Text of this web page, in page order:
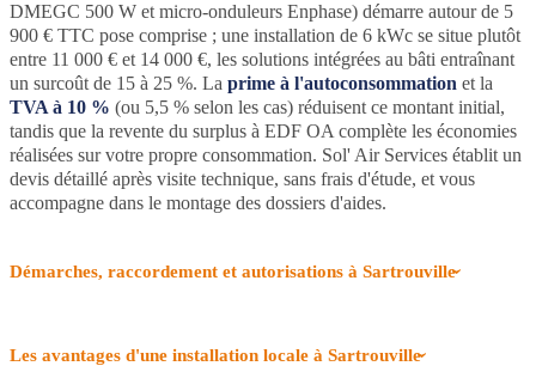
DMEGC 500 W et micro-onduleurs Enphase) démarre autour de 5
900 € TTC pose comprise ; une installation de 6 kWc se situe plutôt
entre 11 000 € et 14 000 €, les solutions intégrées au bâti entraînant
un surcoût de 15 à 25 %. La prime à l'autoconsommation et la
TVA à 10 % (ou 5,5 % selon les cas) réduisent ce montant initial,
tandis que la revente du surplus à EDF OA complète les économies
réalisées sur votre propre consommation. Sol' Air Services établit un
devis détaillé après visite technique, sans frais d'étude, et vous
accompagne dans le montage des dossiers d'aides.
Démarches, raccordement et autorisations à Sartrouville
Les avantages d'une installation locale à Sartrouville